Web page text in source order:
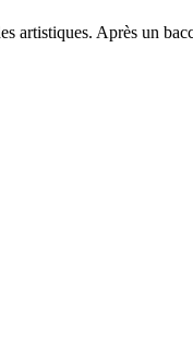
artistiques. Après un